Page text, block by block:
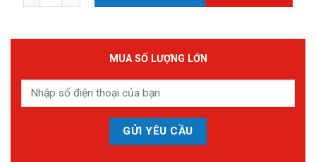
MUA SỐ LƯỢNG LỚN